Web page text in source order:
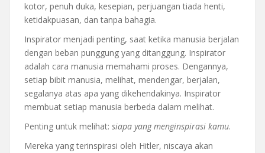
kotor, penuh duka, kesepian, perjuangan tiada henti,
ketidakpuasan, dan tanpa bahagia.
Inspirator menjadi penting, saat ketika manusia berjalan
dengan beban punggung yang ditanggung. Inspirator
adalah cara manusia memahami proses. Dengannya,
setiap bibit manusia, melihat, mendengar, berjalan,
segalanya atas apa yang dikehendakinya. Inspirator
membuat setiap manusia berbeda dalam melihat.
Penting untuk melihat: siapa yang menginspirasi kamu.
Mereka yang terinspirasi oleh Hitler, niscaya akan